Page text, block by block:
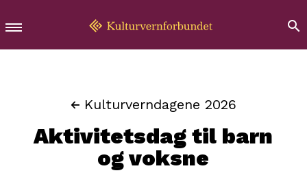
Kulturverndagene 2026
Aktivitetsdag til barn
og voksne